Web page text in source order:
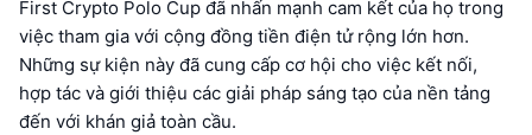
First Crypto Polo Cup đã nhấn mạnh cam kết của họ trong
việc tham gia với cộng đồng tiền điện tử rộng lớn hơn.
Những sự kiện này đã cung cấp cơ hội cho việc kết nối,
hợp tác và giới thiệu các giải pháp sáng tạo của nền tảng
đến với khán giả toàn cầu.